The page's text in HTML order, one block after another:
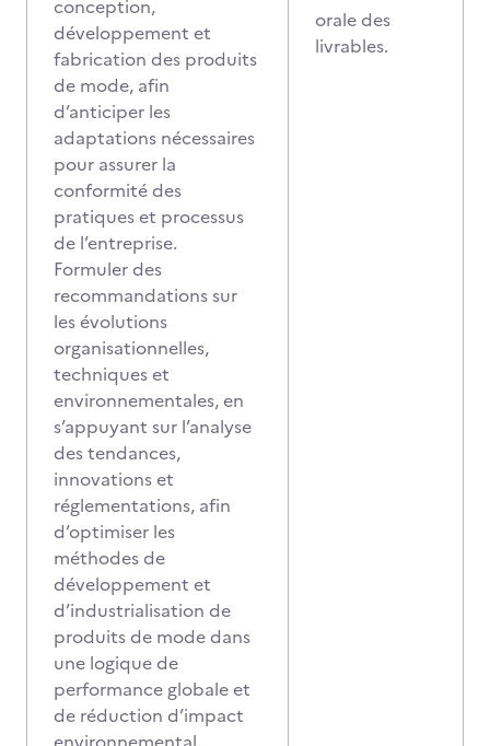
conception,
développement et
fabrication des produits
de mode, afin
d’anticiper les
adaptations nécessaires
pour assurer la
conformité des
pratiques et processus
de l’entreprise.
Formuler des
recommandations sur
les évolutions
organisationnelles,
techniques et
environnementales, en
s’appuyant sur l’analyse
des tendances,
innovations et
réglementations, afin
d’optimiser les
méthodes de
développement et
d’industrialisation de
produits de mode dans
une logique de
performance globale et
de réduction d’impact
orale des
livrables.